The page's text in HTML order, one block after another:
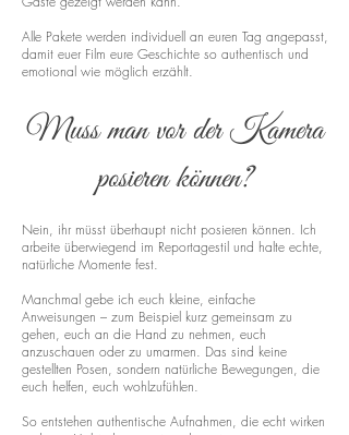
Alle Pakete werden individuell an euren Tag angepasst,
damit euer Film eure Geschichte so authentisch und
emotional wie möglich erzählt.
Muss man vor der Kamera
posieren können?
Nein, ihr müsst überhaupt nicht posieren können. Ich
arbeite überwiegend im Reportagestil und halte echte,
natürliche Momente fest.
Manchmal gebe ich euch kleine, einfache
Anweisungen – zum Beispiel kurz gemeinsam zu
gehen, euch an die Hand zu nehmen, euch
anzuschauen oder zu umarmen. Das sind keine
gestellten Posen, sondern natürliche Bewegungen, die
euch helfen, euch wohlzufühlen.
So entstehen authentische Aufnahmen, die echt wirken